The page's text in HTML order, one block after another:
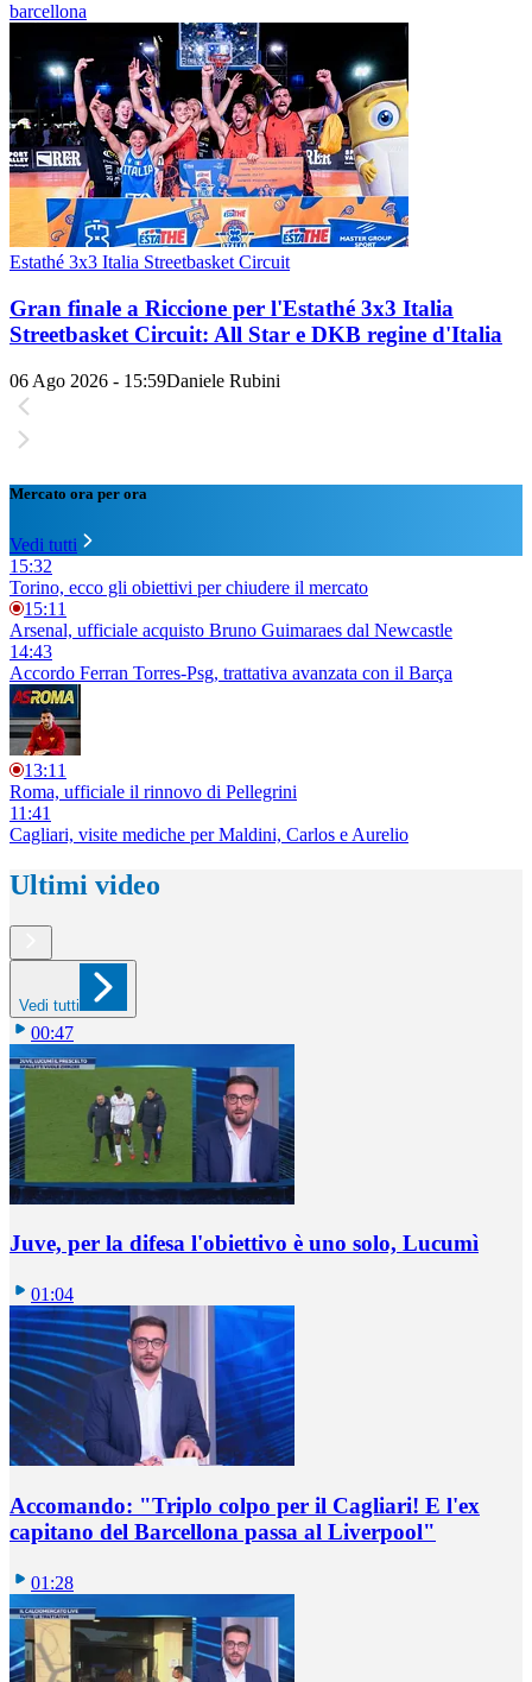
barcellona
Estathé 3x3 Italia Streetbasket Circuit
Gran finale a Riccione per l'Estathé 3x3 Italia
Streetbasket Circuit: All Star e DKB regine d'Italia
06 Ago 2026 - 15:59Daniele Rubini
Mercato ora per ora
Vedi tutti
15:32
Torino, ecco gli obiettivi per chiudere il mercato
15:11
Arsenal, ufficiale acquisto Bruno Guimaraes dal Newcastle
14:43
Accordo Ferran Torres-Psg, trattativa avanzata con il Barça
13:11
Roma, ufficiale il rinnovo di Pellegrini
11:41
Cagliari, visite mediche per Maldini, Carlos e Aurelio
Ultimi video
Vedi tutti
00:47
Juve, per la difesa l'obiettivo è uno solo, Lucumì
01:04
Accomando: "Triplo colpo per il Cagliari! E l'ex
capitano del Barcellona passa al Liverpool"
01:28